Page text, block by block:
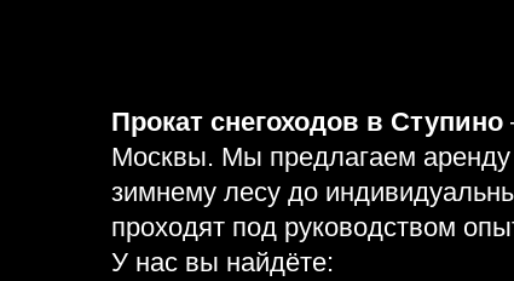
Прокат снегоходов в Ступино
Москвы. Мы предлагаем аренду
зимнему лесу до
проходят под руководством
У нас вы найдёте: